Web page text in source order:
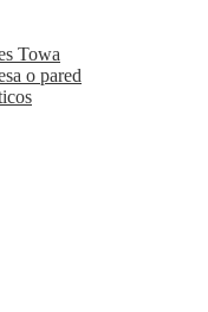
Towa
o pared